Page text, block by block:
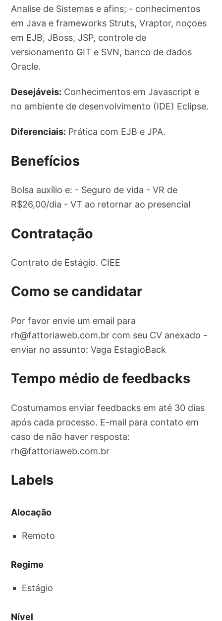
Analise de Sistemas e afins; - conhecimentos
em Java e frameworks Struts, Vraptor, noçoes
em EJB, JBoss, JSP, controle de
versionamento GIT e SVN, banco de dados
Oracle.
Desejáveis: Conhecimentos em Javascript e
no ambiente de desenvolvimento (IDE) Eclipse.
Diferenciais: Prática com EJB e JPA.
Benefícios
Bolsa auxílio e: - Seguro de vida - VR de
R$26,00/dia - VT ao retornar ao presencial
Contratação
Contrato de Estágio. CIEE
Como se candidatar
Por favor envie um email para
rh@fattoriaweb.com.br com seu CV anexado -
enviar no assunto: Vaga EstagioBack
Tempo médio de feedbacks
Costumamos enviar feedbacks em até 30 dias
após cada processo. E-mail para contato em
caso de não haver resposta:
rh@fattoriaweb.com.br
Labels
Alocação
Remoto
Regime
Estágio
Nível